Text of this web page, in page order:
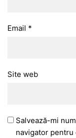
Email *
Site web
Salvează-mi
navigator pentru